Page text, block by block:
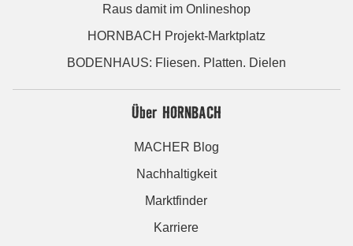
Raus damit im Onlineshop
HORNBACH Projekt-Marktplatz
BODENHAUS: Fliesen. Platten. Dielen
Über HORNBACH
MACHER Blog
Nachhaltigkeit
Marktfinder
Karriere